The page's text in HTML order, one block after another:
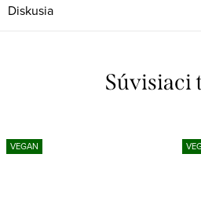
Diskusia
Súvisiaci
VEGAN